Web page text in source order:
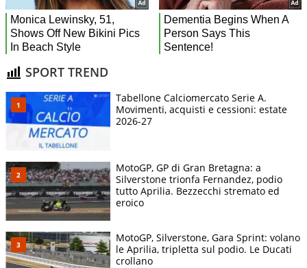
SPORT TREND
Tabellone Calciomercato Serie A.
Movimenti, acquisti e cessioni: estate
2026-27
MotoGP, GP di Gran Bretagna: a
Silverstone trionfa Fernandez, podio
tutto Aprilia. Bezzecchi stremato ed
eroico
MotoGP, Silverstone, Gara Sprint: volano
le Aprilia, tripletta sul podio. Le Ducati
crollano